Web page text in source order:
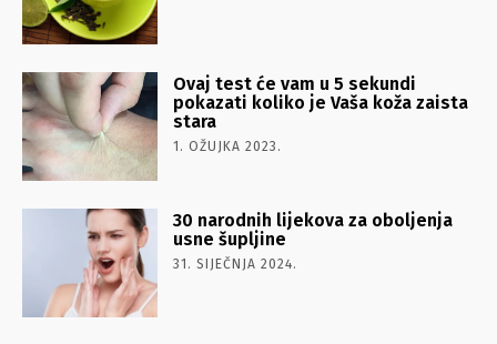
Ovaj test će vam u 5 sekundi
pokazati koliko je Vaša koža zaista
stara
1. OŽUJKA 2023.
30 narodnih lijekova za oboljenja
usne šupljine
31. SIJEČNJA 2024.